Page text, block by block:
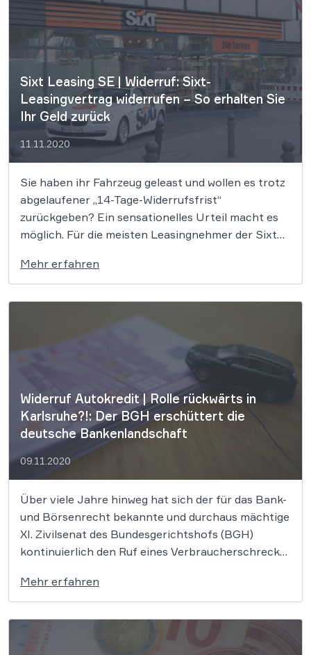
zurückerstattet […]
Sixt Leasing SE | Widerruf: Sixt-
Leasingvertrag widerrufen – So erhalten Sie
Ihr Geld zurück
11.11.2020
Sie haben ihr Fahrzeug geleast und wollen es trotz
abgelaufener „14-Tage-Widerrufsfrist“
zurückgeben? Ein sensationelles Urteil macht es
möglich. Für die meisten Leasingnehmer der Sixt
komplett zurückfordern! Wir klären auf: Ein
Münchener Richterspruch stärkt massiv die
Rechte aller Verbraucher. Bei den Autofinanzierern
Mehr erfahren
Widerruf Autokredit | Rolle rückwärts in
Karlsruhe?!: Der BGH erschüttert die
deutsche Bankenlandschaft
09.11.2020
Über viele Jahre hinweg hat sich der für das Bank-
und Börsenrecht bekannte und durchaus mächtige
XI. Zivilsenat des Bundesgerichtshofs (BGH)
kontinuierlich den Ruf eines Verbraucherschrecks
Landes wohlgesonnen zu sein schien. Bislang!
Denn was sich gerade am BGH abspielt, damit
hätte wohl wirklich niemand […]
Mehr erfahren